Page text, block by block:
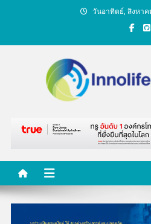
วันอาทิตย์, สิงหาค
คนกับควา
นวัตก